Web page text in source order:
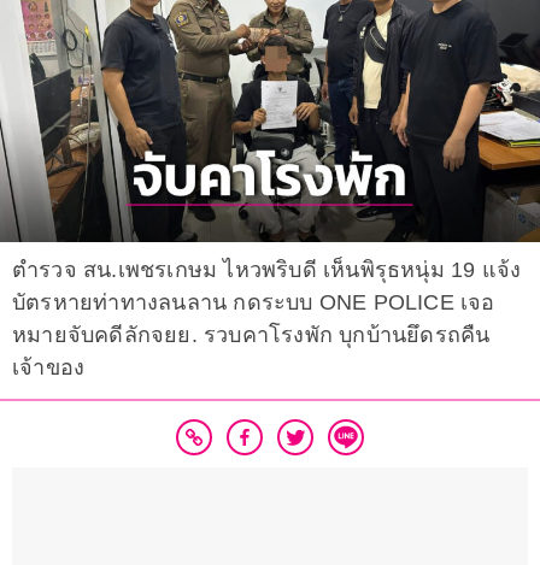
ตำรวจ สน.เพชรเกษม ไหวพริบดี เห็นพิรุธหนุ่ม 19 แจ้ง
บัตรหายท่าทางลนลาน กดระบบ ONE POLICE เจอ
หมายจับคดีลักจยย. รวบคาโรงพัก บุกบ้านยึดรถคืน
เจ้าของ